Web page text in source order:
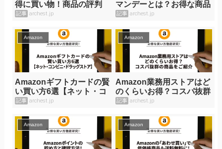
得に買い物！商品の評判
は？！
記事 archest.jp
マンデーとは？お得な商品
のご紹介
記事 archest.jp
Amazon
Amazonギフトカードの賢
い買い方6選【ネット・コ
ンビニ・ドラッグストア】
記事 archest.jp
Amazon
Amazon業務用ストアはど
のくらいお得？コスパ抜群
の商品をご紹介
記事 archest.jp
Amazon Amazon